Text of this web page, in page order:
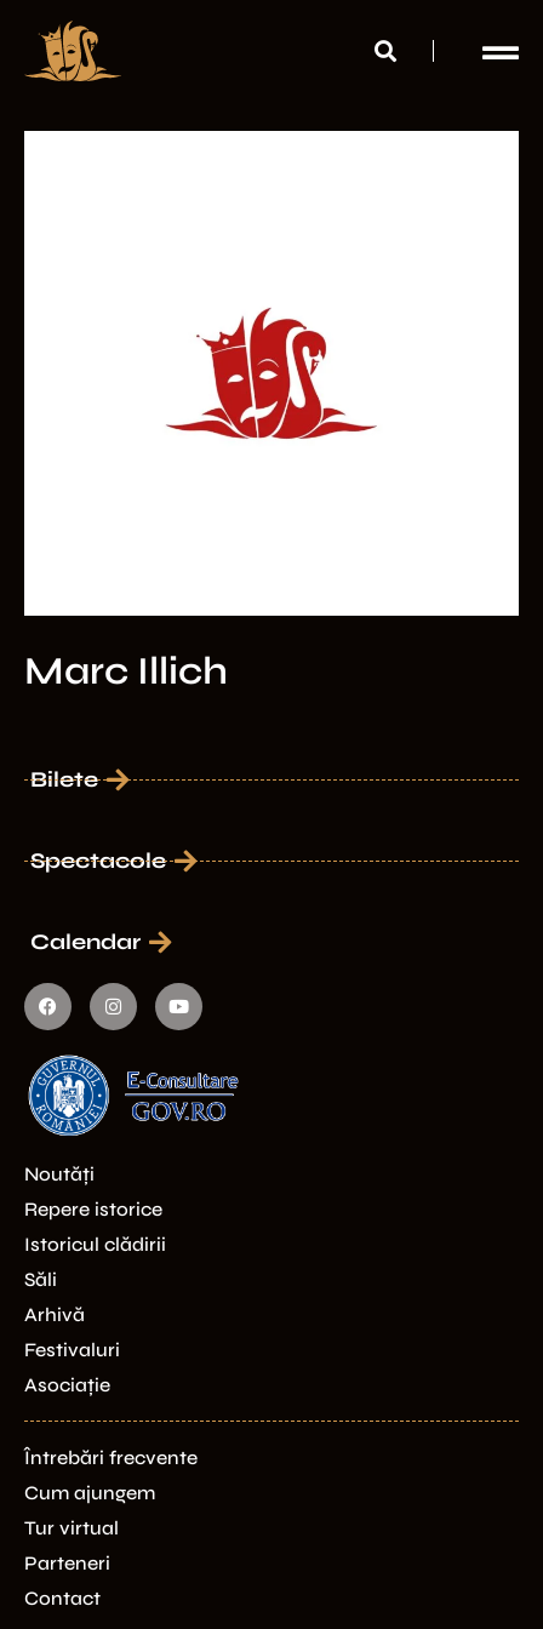
Marc Illich
Bilete
Spectacole
Calendar
Noutăți
Repere istorice
Istoricul clădirii
Săli
Arhivă
Festivaluri
Asociație
Întrebări frecvente
Cum ajungem
Tur virtual
Parteneri
Contact